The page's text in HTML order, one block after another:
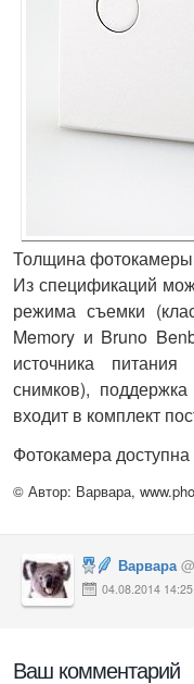
Толщина фотокамеры
Из спецификаций
режима съемки
Memory и Bruno
источника
снимков),
входит в комплект
Фотокамера доступна
© Автор: Варвара,
Варвара
04.08.2014 14:25
Ваш комментарий